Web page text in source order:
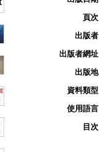
頁次
出版者
出版者網址
出版地
資料類型
使用語言
目次